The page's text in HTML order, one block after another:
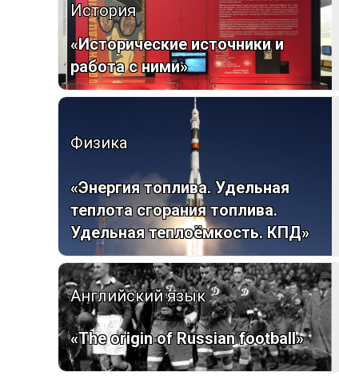
История
«Исторические источники и
работа с ними»
Физика
«Энергия топлива. Удельная
теплота сгорания топлива.
Удельная теплоёмкость. КПД»
Английский язык
«The origin of Russian football»